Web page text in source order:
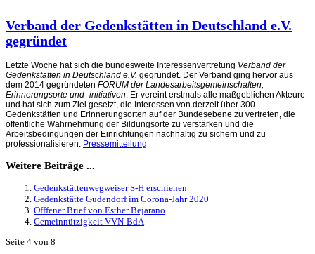
Verband der Gedenkstätten in Deutschland e.V.
gegründet
Letzte Woche hat sich die bundesweite Interessenvertretung Verband der
Gedenkstätten in Deutschland e.V. gegründet. Der Verband ging hervor aus
dem 2014 gegründeten FORUM der Landesarbeitsgemeinschaften,
Erinnerungsorte und -initiativen . Er vereint erstmals alle maßgeblichen Akteure
und hat sich zum Ziel gesetzt, die Interessen von derzeit über 300
Gedenkstätten und Erinnerungsorten auf der Bundesebene zu vertreten, die
öffentliche Wahrnehmung der Bildungsorte zu verstärken und die
Arbeitsbedingungen der Einrichtungen nachhaltig zu sichern und zu
professionalisieren. Pressemitteilung
Weitere Beiträge ...
Gedenkstättenwegweiser S-H erschienen
Gedenkstätte Gudendorf im Corona-Jahr 2020
Offfener Brief von Esther Bejarano
Gemeinnützigkeit VVN-BdA
Seite 4 von 8